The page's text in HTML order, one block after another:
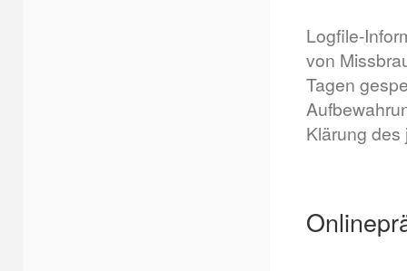
Logfile-
von
Tagen
Klärung